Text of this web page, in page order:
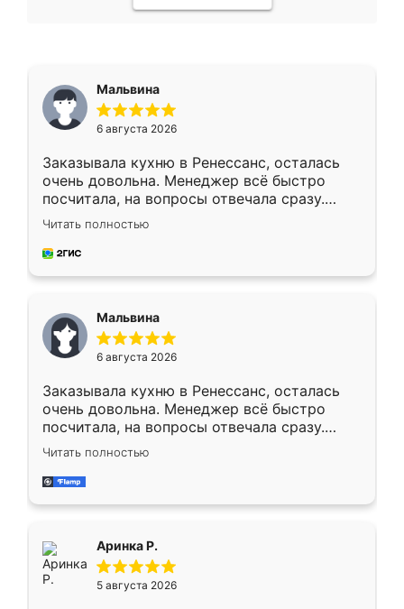
Мальвина
6 августа 2026
Заказывала кухню в Ренессанс, осталась
очень довольна. Менеджер всё быстро
посчитала, на вопросы отвечала сразу.
Замерщик приехал в субботу, подошёл к
делу со всей ответственностью. Собрали
за день, ребята работали аккуратно, даже
Читать полностью
Мальвина
6 августа 2026
Заказывала кухню в Ренессанс, осталась
очень довольна. Менеджер всё быстро
посчитала, на вопросы отвечала сразу.
Замерщик приехал в субботу, подошёл к
делу со всей ответственностью. Собрали
за день, ребята работали аккуратно, даже
Читать полностью
Аринка Р.
5 августа 2026